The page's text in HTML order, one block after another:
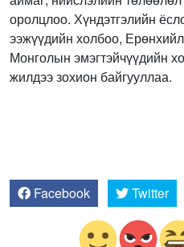
оролцлоо. Хүндэтгэлийн
ээжүүдийн холбоо,
Монголын эмэгтэйчүүдийн
жилдээ зохион байгууллаа.
Facebook Twitter